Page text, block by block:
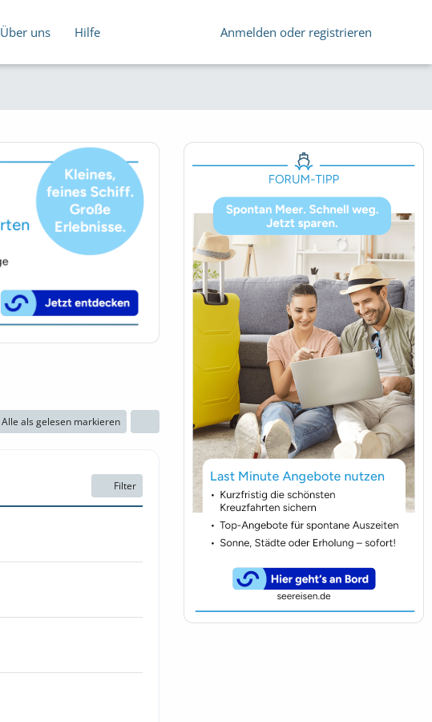
Über uns Hilfe Anmelden oder registrieren
Alle als gelesen markieren
Filter